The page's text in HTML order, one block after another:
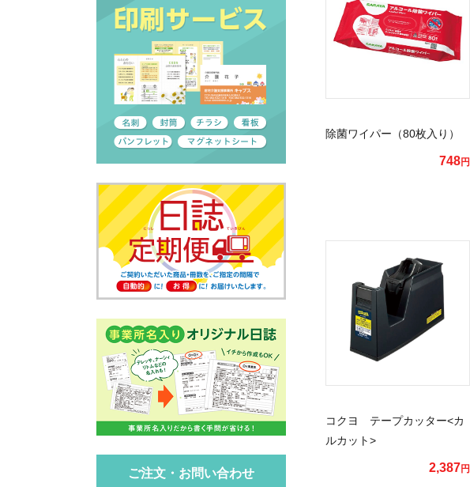
ご注文・お問い合わせ
除菌ワイパー（80枚入り）
748円
コクヨ テープカッター<カ
ルカット>
2,387円